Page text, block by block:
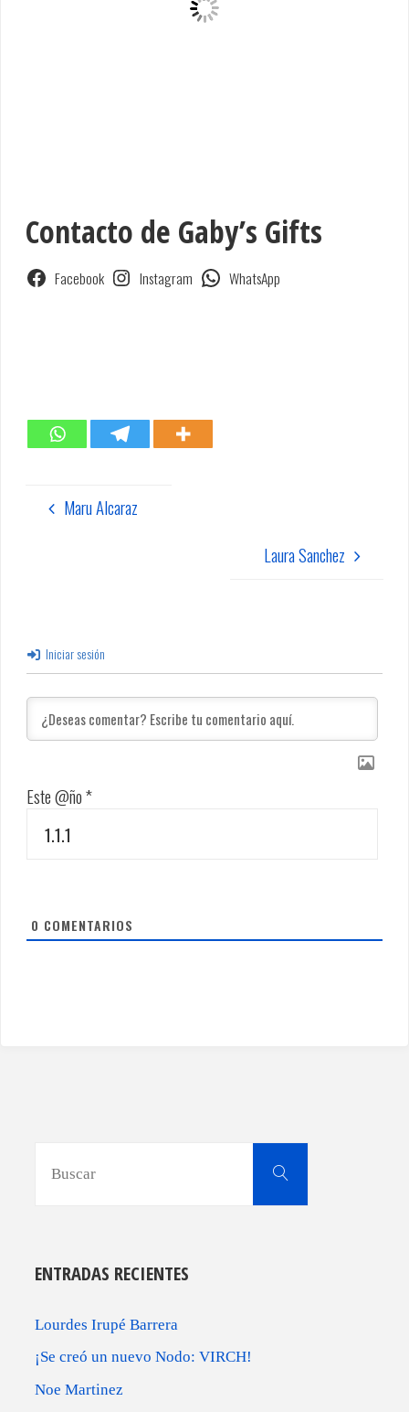
Contacto de Gaby’s Gifts
Facebook Instagram WhatsApp
Maru Alcaraz
Laura Sanchez
Iniciar sesión
Este @ño*
0 COMENTARIOS
Buscar
ENTRADAS RECIENTES
Lourdes Irupé Barrera
¡Se creó un nuevo Nodo: VIRCH!
Noe Martinez